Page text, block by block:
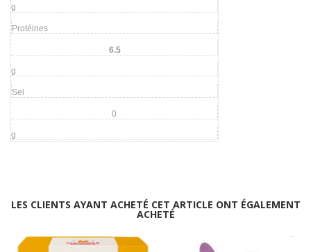
g
Protéines
6.5
g
Sel
0
g
LES CLIENTS AYANT ACHETÉ CET ARTICLE ONT ÉGALEMENT
ACHETÉ